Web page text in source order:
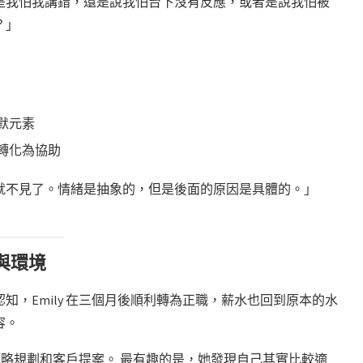
元素
化為協助
見了。情緒是抽象的，但是後面的原因是具體的。」
環境
，Emily 在三個月後順利轉為正職，薪水也回到原本的水
規劃和客戶提案。 最有趣的是，她發現自己其實比較適